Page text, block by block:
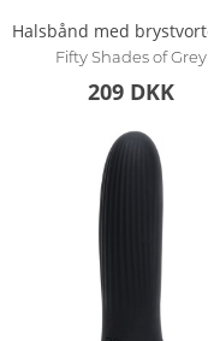
Fifty Shades of Grey
209 DKK